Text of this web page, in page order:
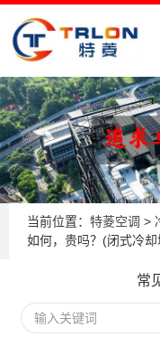
当前位置： 特菱空调 >
如何，贵吗？(闭式冷
常